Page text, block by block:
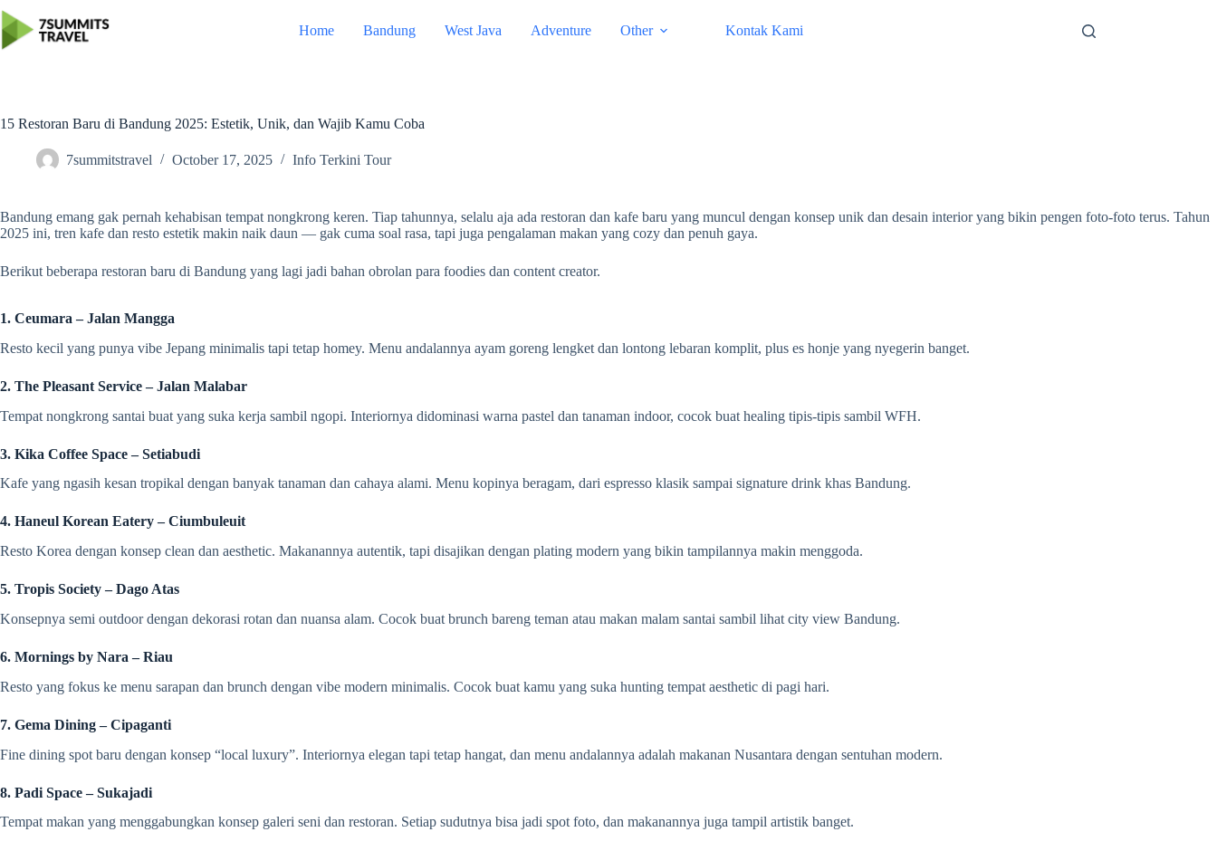
Skip
to
content
Home Bandung West Java Adventure Other Kontak Kami
15 Restoran Baru di Bandung 2025: Estetik, Unik, dan Wajib Kamu Coba
7summitstravel October 17, 2025 Info Terkini Tour
Bandung emang gak pernah kehabisan tempat nongkrong keren. Tiap tahunnya, selalu aja ada restoran dan kafe baru yang muncul dengan konsep unik dan desain interior yang bikin pengen foto-foto terus. Tahun
2025 ini, tren kafe dan resto estetik makin naik daun — gak cuma soal rasa, tapi juga pengalaman makan yang cozy dan penuh gaya.
Berikut beberapa restoran baru di Bandung yang lagi jadi bahan obrolan para foodies dan content creator.
1. Ceumara – Jalan Mangga
Resto kecil yang punya vibe Jepang minimalis tapi tetap homey. Menu andalannya ayam goreng lengket dan lontong lebaran komplit, plus es honje yang nyegerin banget.
2. The Pleasant Service – Jalan Malabar
Tempat nongkrong santai buat yang suka kerja sambil ngopi. Interiornya didominasi warna pastel dan tanaman indoor, cocok buat healing tipis-tipis sambil WFH.
3. Kika Coffee Space – Setiabudi
Kafe yang ngasih kesan tropikal dengan banyak tanaman dan cahaya alami. Menu kopinya beragam, dari espresso klasik sampai signature drink khas Bandung.
4. Haneul Korean Eatery – Ciumbuleuit
Resto Korea dengan konsep clean dan aesthetic. Makanannya autentik, tapi disajikan dengan plating modern yang bikin tampilannya makin menggoda.
5. Tropis Society – Dago Atas
Konsepnya semi outdoor dengan dekorasi rotan dan nuansa alam. Cocok buat brunch bareng teman atau makan malam santai sambil lihat city view Bandung.
6. Mornings by Nara – Riau
Resto yang fokus ke menu sarapan dan brunch dengan vibe modern minimalis. Cocok buat kamu yang suka hunting tempat aesthetic di pagi hari.
7. Gema Dining – Cipaganti
Fine dining spot baru dengan konsep “local luxury”. Interiornya elegan tapi tetap hangat, dan menu andalannya adalah makanan Nusantara dengan sentuhan modern.
8. Padi Space – Sukajadi
Tempat makan yang menggabungkan konsep galeri seni dan restoran. Setiap sudutnya bisa jadi spot foto, dan makanannya juga tampil artistik banget.